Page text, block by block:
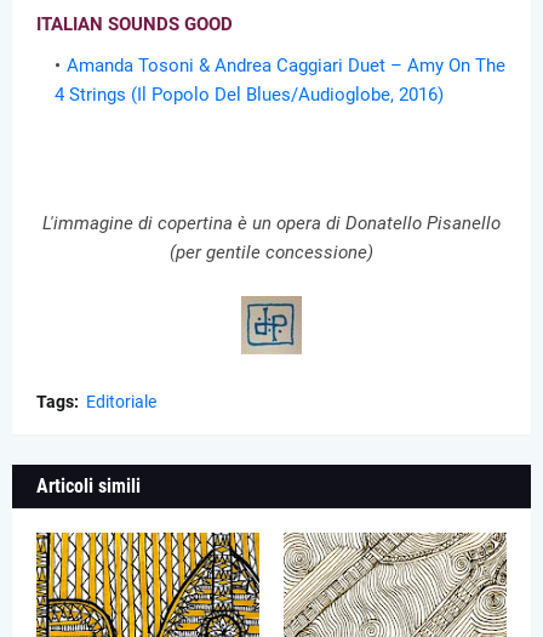
ITALIAN SOUNDS GOOD
Amanda Tosoni & Andrea Caggiari Duet – Amy On The
4 Strings (Il Popolo Del Blues/Audioglobe, 2016)
L'immagine di copertina è un opera di Donatello Pisanello
(per gentile concessione)
Tags: Editoriale
Articoli simili